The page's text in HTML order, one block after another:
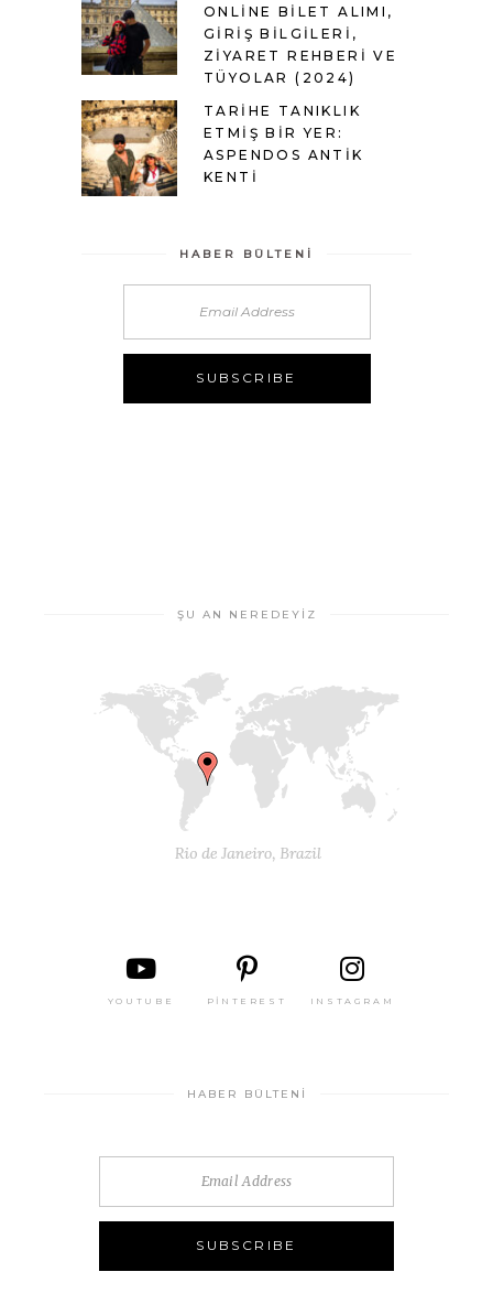
ONLINE BILET ALIMI,
GIRIŞ BILGILERI,
ZIYARET REHBERI VE
TÜYOLAR (2024)
TARIHE TANIKLIK
ETMIŞ BIR YER:
ASPENDOS ANTIK
KENTI
HABER BÜLTENI
ŞU AN NEREDEYIZ
YOUTUBE PINTEREST INSTAGRAM
HABER BÜLTENI